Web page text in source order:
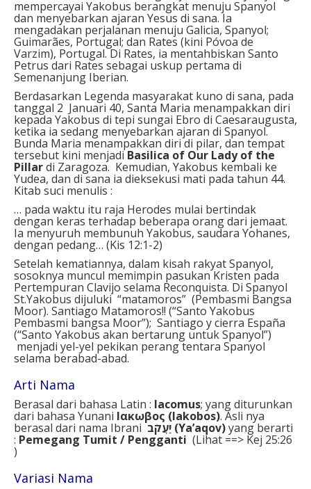
mempercayai Yakobus berangkat menuju Spanyol
dan menyebarkan ajaran Yesus di sana. Ia
mengadakan perjalanan menuju Galicia, Spanyol;
Guimarães, Portugal; dan Rates (kini Póvoa de
Varzim), Portugal. Di Rates, ia mentahbiskan Santo
Petrus dari Rates sebagai uskup pertama di
Semenanjung Iberian.
Berdasarkan Legenda masyarakat kuno di sana, pada
tanggal 2 Januari 40, Santa Maria menampakkan diri
kepada Yakobus di tepi sungai Ebro di Caesaraugusta,
ketika ia sedang menyebarkan ajaran di Spanyol.
Bunda Maria menampakkan diri di pilar, dan tempat
tersebut kini menjadiBasilica of Our Lady of the
Pillardi Zaragoza. Kemudian, Yakobus kembali ke
Yudea, dan di sana ia dieksekusi mati pada tahun 44.
Kitab suci menulis :
… pada waktu itu raja Herodes mulai bertindak
dengan keras terhadap beberapa orang dari jemaat.
Ia menyuruh membunuh Yakobus, saudara Yohanes,
dengan pedang… (Kis 12:1-2)
Setelah kematiannya, dalam kisah rakyat Spanyol,
sosoknya muncul memimpin pasukan Kristen pada
Pertempuran Clavijo selama Reconquista. Di Spanyol
St.Yakobus dijuluki “matamoros” (Pembasmi Bangsa
Moor). Santiago Matamoros!! (“Santo Yakobus
Pembasmi bangsa Moor”); Santiago y cierra España
(“Santo Yakobus akan bertarung untuk Spanyol”)
menjadi yel-yel pekikan perang tentara Spanyol
selama berabad-abad.
Arti Nama
Berasal dari bahasa Latin : Iacomus; yang diturunkan
dari bahasa Yunani Ιακωβος (Iakobos). Asli nya
berasal dari nama Ibrani יַעֲקֹב (Ya’aqov)yang berarti
: Pemegang Tumit / Pengganti (Lihat ==> Kej 25:26
)
Variasi Nama